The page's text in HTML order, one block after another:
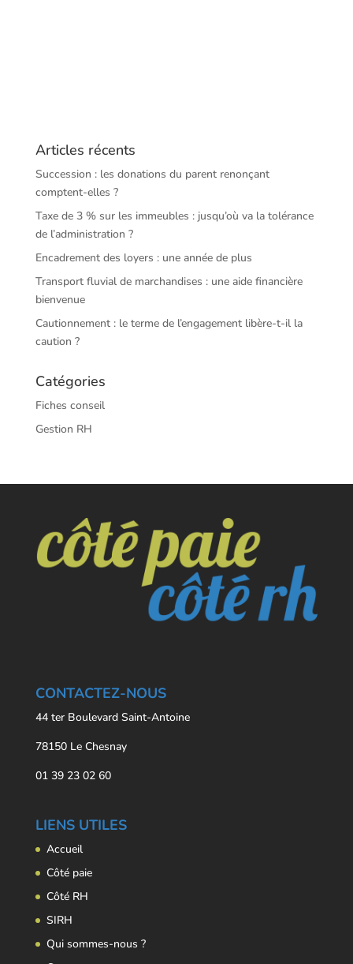
Articles récents
Succession : les donations du parent renonçant
comptent-elles ?
Taxe de 3 % sur les immeubles : jusqu’où va la tolérance
de l’administration ?
Encadrement des loyers : une année de plus
Transport fluvial de marchandises : une aide financière
bienvenue
Cautionnement : le terme de l’engagement libère-t-il la
caution ?
Catégories
Fiches conseil
Gestion RH
CONTACTEZ-NOUS
44 ter Boulevard Saint-Antoine
78150 Le Chesnay
01 39 23 02 60
LIENS UTILES
Accueil
Côté paie
Côté RH
SIRH
Qui sommes-nous ?